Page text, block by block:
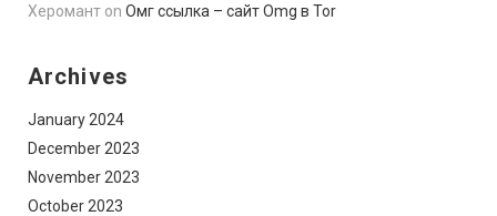
Херомант on Омг ссылка – сайт Omg в Tor
Archives
January 2024
December 2023
November 2023
October 2023